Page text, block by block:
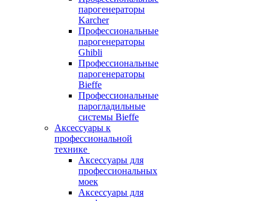
парогенераторы
Karcher
Профессиональные
парогенераторы
Ghibli
Профессиональные
парогенераторы
Bieffe
Профессиональные
парогладильные
системы Bieffe
Аксессуары к
профессиональной
технике
Аксессуары для
профессиональных
моек
Аксессуары для